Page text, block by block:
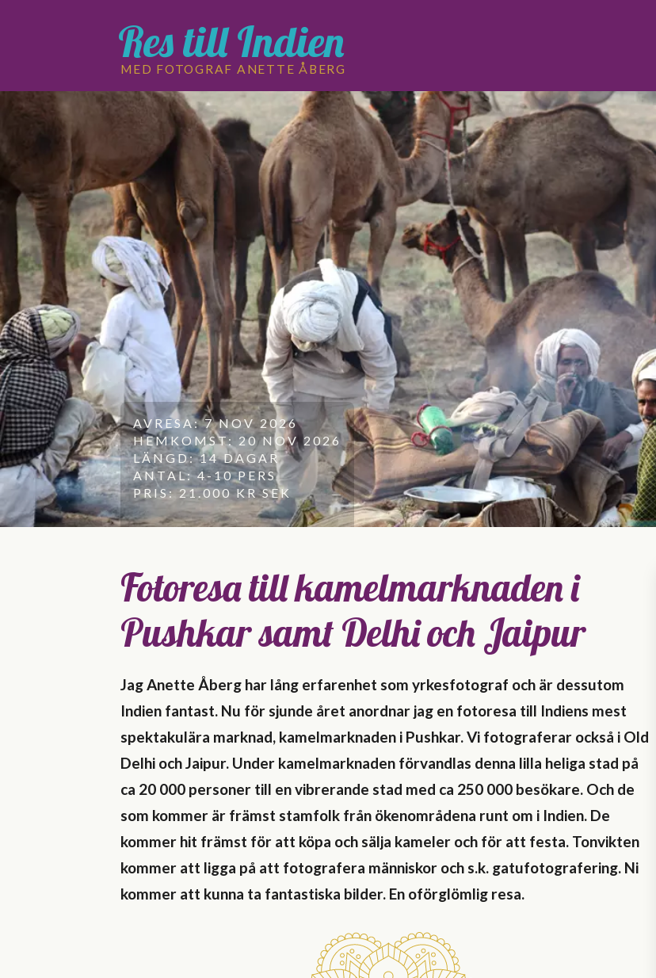
Res till Indien
MED FOTOGRAF ANETTE ÅBERG
AVRESA: 7 NOV 2026
HEMKOMST: 20 NOV 2026
LÄNGD: 14 DAGAR
ANTAL: 4-10 PERS
PRIS: 21.000 KR SEK
Fotoresa till kamelmarknaden i
Pushkar samt Delhi och Jaipur
Jag Anette Åberg har lång erfarenhet som yrkesfotograf och är dessutom
Indien fantast. Nu för sjunde året anordnar jag en fotoresa till Indiens mest
spektakulära marknad, kamelmarknaden i Pushkar. Vi fotograferar också i Old
Delhi och Jaipur. Under kamelmarknaden förvandlas denna lilla heliga stad på
ca 20 000 personer till en vibrerande stad med ca 250 000 besökare. Och de
som kommer är främst stamfolk från ökenområdena runt om i Indien. De
kommer hit främst för att köpa och sälja kameler och för att festa. Tonvikten
kommer att ligga på att fotografera människor och s.k. gatufotografering. Ni
kommer att kunna ta fantastiska bilder. En oförglömlig resa.